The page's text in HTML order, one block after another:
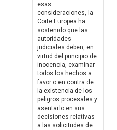
esas
consideraciones, la
Corte Europea ha
sostenido que las
autoridades
judiciales deben, en
virtud del principio de
inocencia, examinar
todos los hechos a
favor o en contra de
la existencia de los
peligros procesales y
asentarlo en sus
decisiones relativas
a las solicitudes de